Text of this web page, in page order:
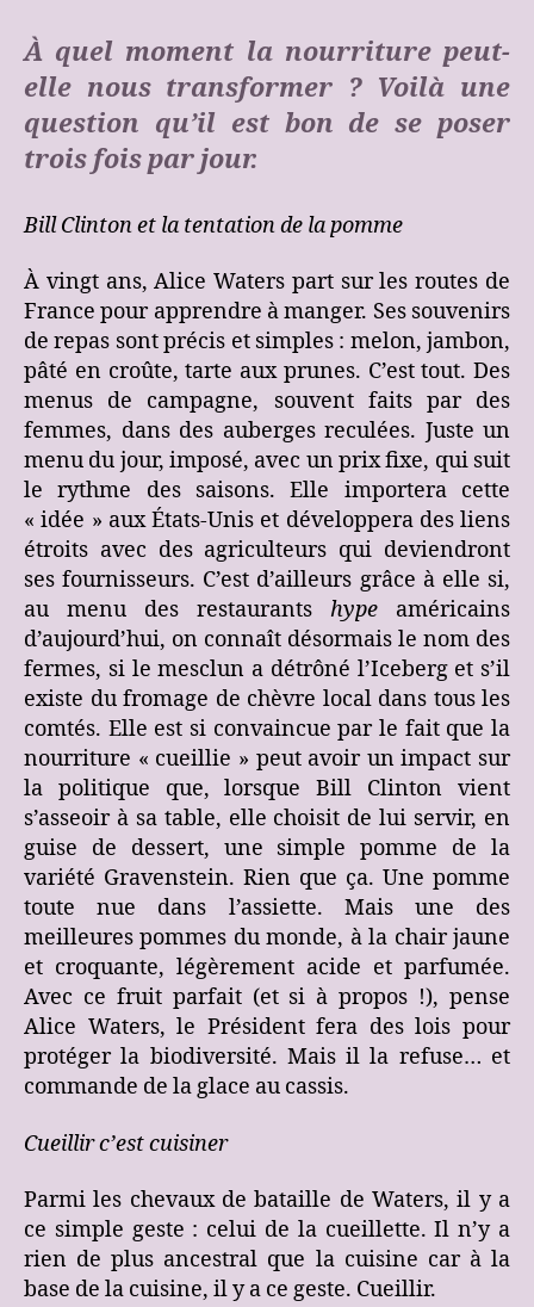
À quel moment la nourriture peut-
elle nous transformer ? Voilà une
question qu’il est bon de se poser
trois fois par jour.
Bill Clinton et la tentation de la pomme
À vingt ans, Alice Waters part sur les routes de
France pour apprendre à manger. Ses souvenirs
de repas sont précis et simples : melon, jambon,
pâté en croûte, tarte aux prunes. C’est tout. Des
menus de campagne, souvent faits par des
femmes, dans des auberges reculées. Juste un
menu du jour, imposé, avec un prix fixe, qui suit
le rythme des saisons. Elle importera cette
« idée » aux États-Unis et développera des liens
étroits avec des agriculteurs qui deviendront
ses fournisseurs. C’est d’ailleurs grâce à elle si,
au menu des restaurants hype américains
d’aujourd’hui, on connaît désormais le nom des
fermes, si le mesclun a détrôné l’Iceberg et s’il
existe du fromage de chèvre local dans tous les
comtés. Elle est si convaincue par le fait que la
nourriture « cueillie » peut avoir un impact sur
la politique que, lorsque Bill Clinton vient
s’asseoir à sa table, elle choisit de lui servir, en
guise de dessert, une simple pomme de la
variété Gravenstein. Rien que ça. Une pomme
toute nue dans l’assiette. Mais une des
meilleures pommes du monde, à la chair jaune
et croquante, légèrement acide et parfumée.
Avec ce fruit parfait (et si à propos !), pense
Alice Waters, le Président fera des lois pour
protéger la biodiversité. Mais il la refuse… et
commande de la glace au cassis.
Cueillir c’est cuisiner
Parmi les chevaux de bataille de Waters, il y a
ce simple geste : celui de la cueillette. Il n’y a
rien de plus ancestral que la cuisine car à la
base de la cuisine, il y a ce geste. Cueillir.